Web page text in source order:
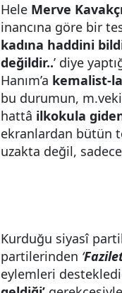
Hele Merve Kavakçı
inancına göre bir
kadına haddini
değildir..’ diye
Hanım’a kemalist-
bu durumun,
hattâ ilkokula
ekranlardan bütün
uzakta değil,
Kurduğu siyasî
partilerinden ‘
eylemleri